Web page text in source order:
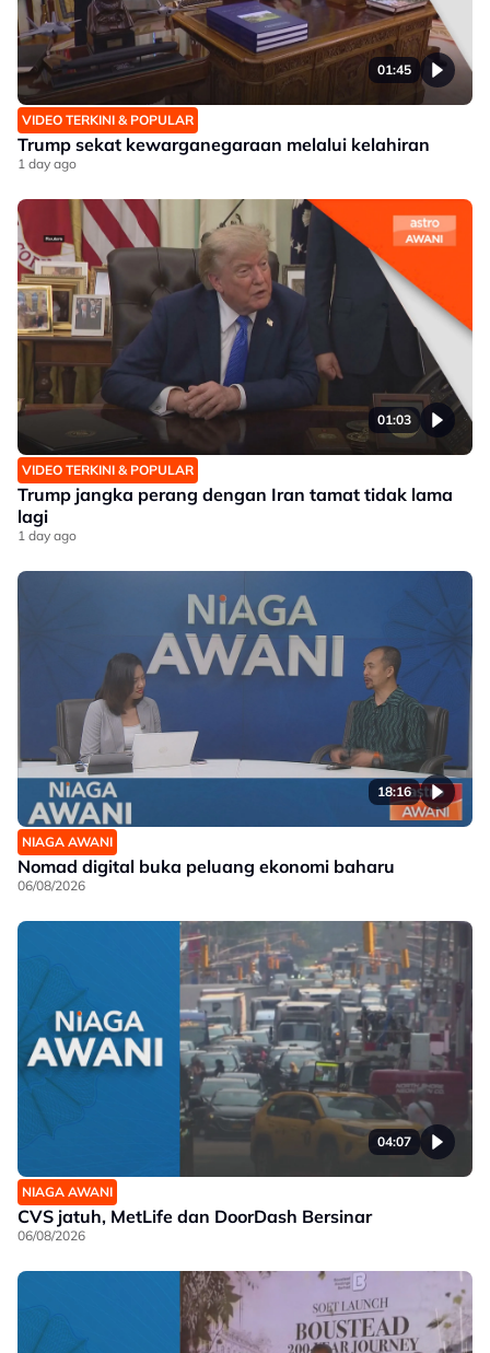
01:45
VIDEO TERKINI & POPULAR
Trump sekat kewarganegaraan melalui kelahiran
1 day ago
01:03
VIDEO TERKINI & POPULAR
Trump jangka perang dengan Iran tamat tidak lama
lagi
1 day ago
18:16
NIAGA AWANI
Nomad digital buka peluang ekonomi baharu
06/08/2026
04:07
NIAGA AWANI
CVS jatuh, MetLife dan DoorDash Bersinar
06/08/2026